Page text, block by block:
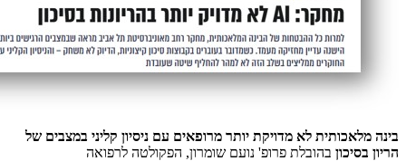
בינה מלאכותית לא מדויקת יותר מרופאים עם ניסיון קליני במצבים של
הריון בסיכון בהובלת פרופ' נועם שומרון, הפקולטה לרפואה